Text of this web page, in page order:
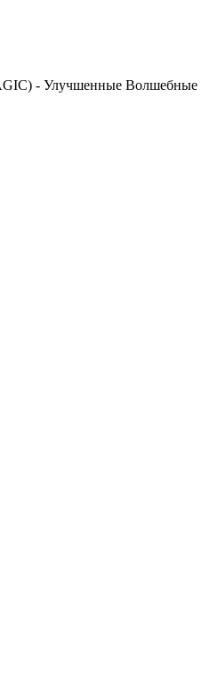
- Улучшенные Волшебные